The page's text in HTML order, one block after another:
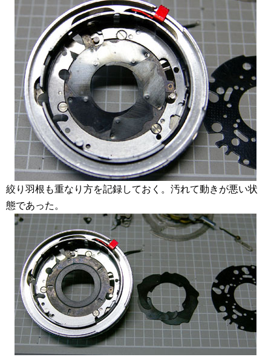
絞り羽根も重なり方を記録しておく。汚れて動きが悪い状
態であった。